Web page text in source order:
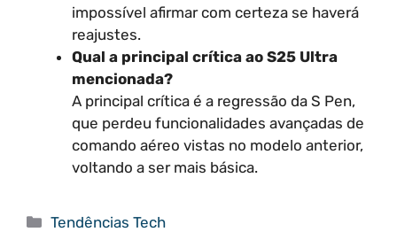
impossível afirmar com certeza se haverá
reajustes.
Qual a principal crítica ao S25 Ultra
mencionada?
A principal crítica é a regressão da S Pen,
que perdeu funcionalidades avançadas de
comando aéreo vistas no modelo anterior,
voltando a ser mais básica.
Categorias
Tendências Tech